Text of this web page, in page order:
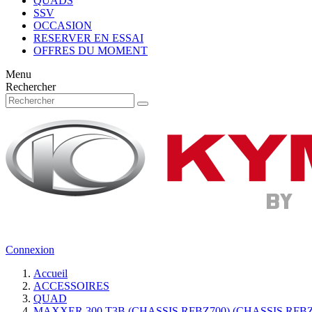
SSV
OCCASION
RESERVER EN ESSAI
OFFRES DU MOMENT
Menu
Rechercher
Connexion
Accueil
ACCESSOIRES
QUAD